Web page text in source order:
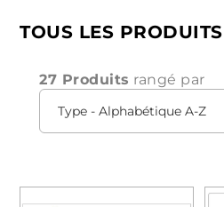
électriques de Cembre
pour ceux qui recherchent
supérieure et à l'innovation
Cembre, vous pouvez être
produits qui améliorent l'
de votre installation
TOUS LES PRODUITS
27 Produits rangé par